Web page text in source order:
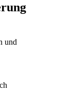
und